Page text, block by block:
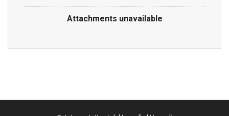
Attachments unavailable